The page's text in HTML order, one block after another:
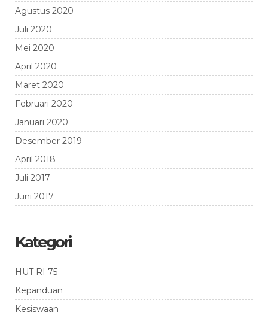
Agustus 2020
Juli 2020
Mei 2020
April 2020
Maret 2020
Februari 2020
Januari 2020
Desember 2019
April 2018
Juli 2017
Juni 2017
Kategori
HUT RI 75
Kepanduan
Kesiswaan